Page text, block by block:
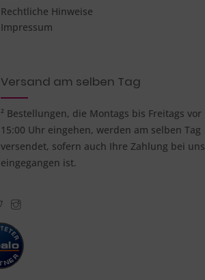
Rechtliche Hinweise
Impressum
Versand am selben Tag
² Bestellungen, die Montags bis Freitags vor
15:00 Uhr eingehen, werden am selben Tag
versendet, sofern auch Ihre Zahlung bei uns
eingegangen ist.